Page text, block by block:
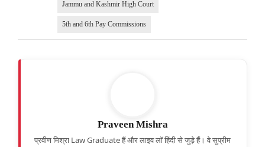
Jammu and Kashmir High Court
5th and 6th Pay Commissions
Praveen Mishra
प्रवीण मिश्रा Law Graduate हैं और लाइव लॉ हिंदी से जुड़े हैं। वे सुप्रीम